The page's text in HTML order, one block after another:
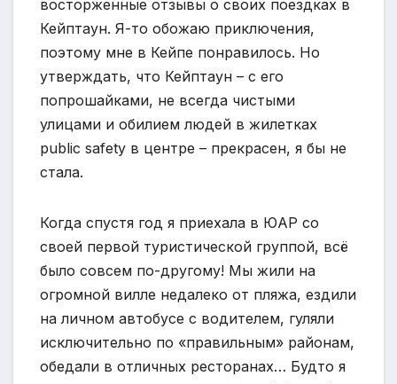
восторженные отзывы о своих поездках в
Кейптаун. Я-то обожаю приключения,
поэтому мне в Кейпе понравилось. Но
утверждать, что Кейптаун – с его
попрошайками, не всегда чистыми
улицами и обилием людей в жилетках
public safety в центре – прекрасен, я бы не
стала.
Когда спустя год я приехала в ЮАР со
своей первой туристической группой, всё
было совсем по-другому! Мы жили на
огромной вилле недалеко от пляжа, ездили
на личном автобусе с водителем, гуляли
исключительно по «правильным» районам,
обедали в отличных ресторанах… Будто я